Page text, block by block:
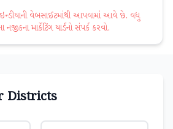
વેબસાઈટમાંથી આપવામાં આવે છે. વધુ
માર્કેટિંગ યાર્ડનો સંપર્ક કરવો.
Districts